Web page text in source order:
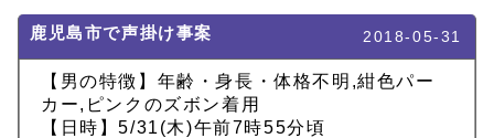
鹿児島市で声掛け事案 2018-05-31
【男の特徴】年齢・身長・体格不明,紺色パー
カー,ピンクのズボン着用
【日時】5/31(木)午前7時55分頃